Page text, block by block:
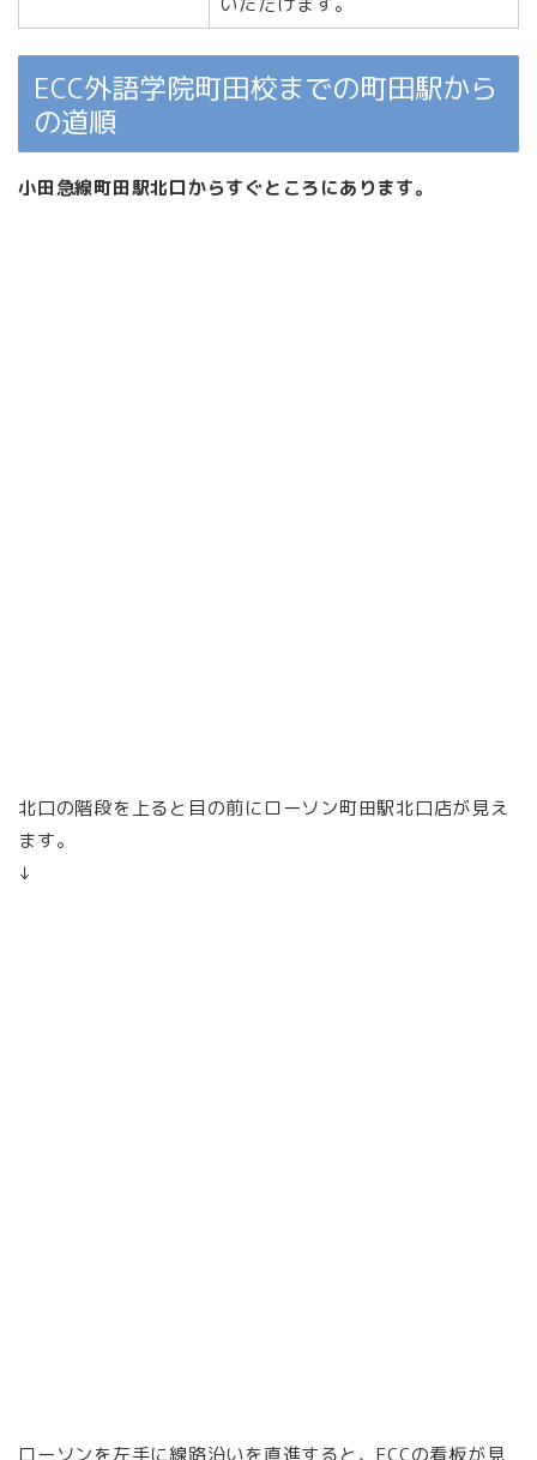
ECC外語学院町田校までの町田駅から
の道順
小田急線町田駅北口からすぐところにあります。
北口の階段を上ると目の前にローソン町田駅北口店が見え
ます。
↓